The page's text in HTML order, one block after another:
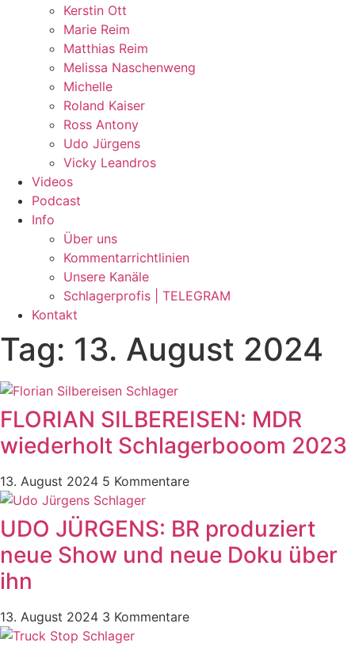
Kerstin Ott
Marie Reim
Matthias Reim
Melissa Naschenweng
Michelle
Roland Kaiser
Ross Antony
Udo Jürgens
Vicky Leandros
Videos
Podcast
Info
Über uns
Kommentarrichtlinien
Unsere Kanäle
Schlagerprofis | TELEGRAM
Kontakt
Tag: 13. August 2024
FLORIAN SILBEREISEN: MDR
wiederholt Schlagerbooom 2023
13. August 2024 5 Kommentare
UDO JÜRGENS: BR produziert
neue Show und neue Doku über
ihn
13. August 2024 3 Kommentare